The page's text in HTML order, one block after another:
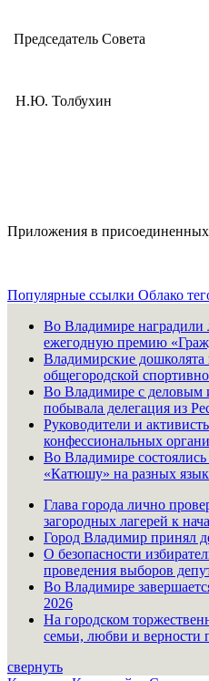
Председатель Совета
Н.Ю.
Приложения в
Популярные ссылки Облако
Во Владимире
ежегодную премию
Владимирские дошколята
общегородской
Во Владимире с деловым
побывала делегация из
Руководители и
конфессиональных
Во Владимире
«Катюшу» на разных
Глава города лично
загородных лагерей к
Город Владимир принял
О безопасности
проведения выборов
Во Владимире
2026
На городском
семьи, любви и верности
свернуть